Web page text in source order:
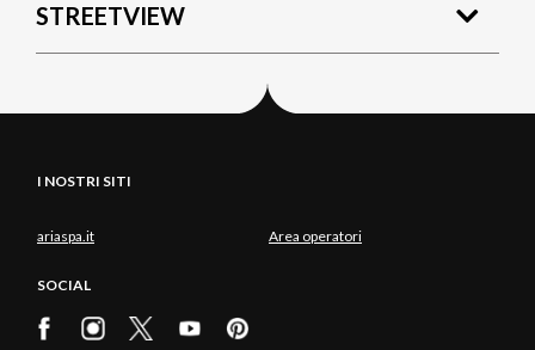
STREETVIEW
I NOSTRI SITI
ariaspa.it Area operatori
SOCIAL